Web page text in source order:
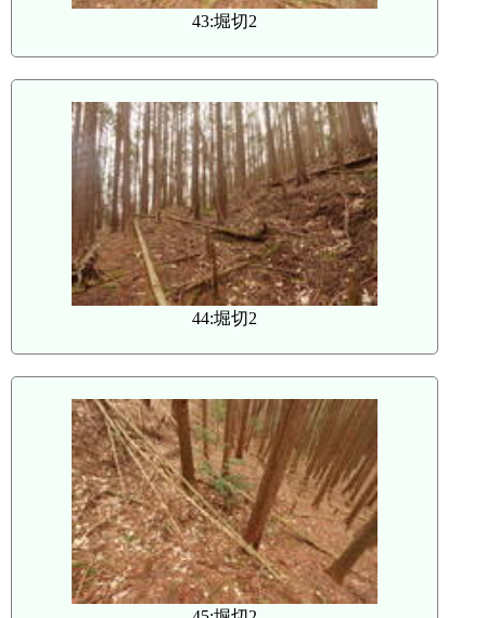
43:堀切2
44:堀切2